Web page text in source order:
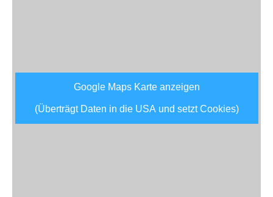
Google Maps Karte anzeigen
(Überträgt Daten in die USA und setzt Cookies)